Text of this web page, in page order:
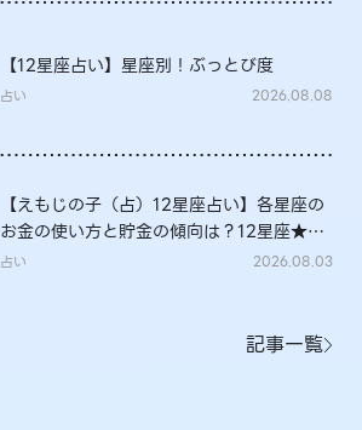
【12星座占い】星座別！ぶっとび度
占い 2026.08.08
【えもじの子（占）12星座占い】各星座の
お金の使い方と貯金の傾向は？12星座★徹
底解説
占い 2026.08.03
記事一覧